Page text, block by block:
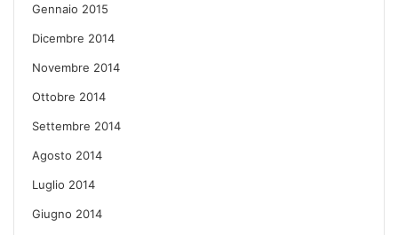
Gennaio 2015
Dicembre 2014
Novembre 2014
Ottobre 2014
Settembre 2014
Agosto 2014
Luglio 2014
Giugno 2014